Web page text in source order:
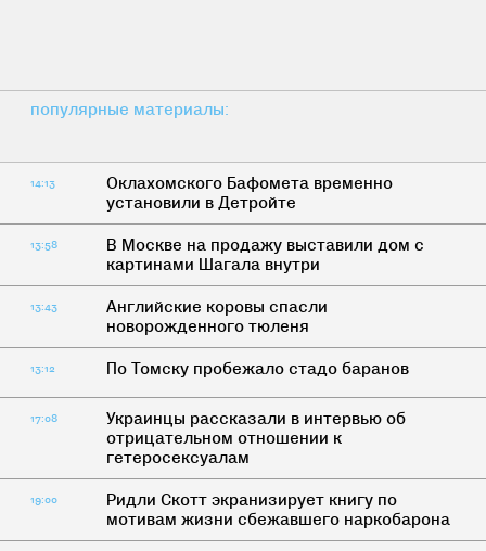
популярные материалы:
14:13
Оклахомского Бафомета временно
установили в Детройте
13:58
В Москве на продажу выставили дом с
картинами Шагала внутри
13:43
Английские коровы спасли
новорожденного тюленя
13:12 По Томску пробежало стадо баранов
17:08
Украинцы рассказали в интервью об
отрицательном отношении к
гетеросексуалам
19:00
Ридли Скотт экранизирует книгу по
мотивам жизни сбежавшего наркобарона